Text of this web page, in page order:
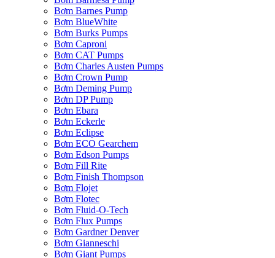
Bơm Barnes Pump
Bơm BlueWhite
Bơm Burks Pumps
Bơm Caproni
Bơm CAT Pumps
Bơm Charles Austen Pumps
Bơm Crown Pump
Bơm Deming Pump
Bơm DP Pump
Bơm Ebara
Bơm Eckerle
Bơm Eclipse
Bơm ECO Gearchem
Bơm Edson Pumps
Bơm Fill Rite
Bơm Finish Thompson
Bơm Flojet
Bơm Flotec
Bơm Fluid-O-Tech
Bơm Flux Pumps
Bơm Gardner Denver
Bơm Gianneschi
Bơm Giant Pumps